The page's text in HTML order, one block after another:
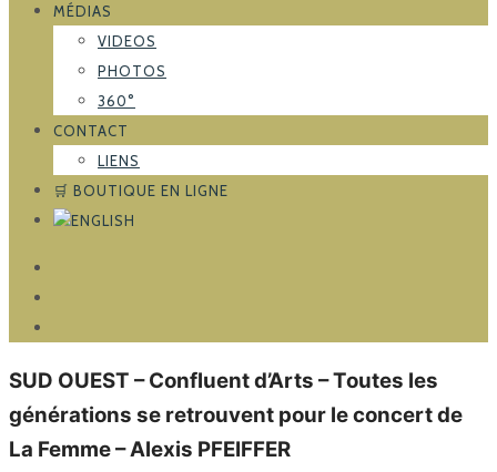
MÉDIAS
VIDEOS
PHOTOS
360°
CONTACT
LIENS
🛒 BOUTIQUE EN LIGNE
SUD OUEST – Confluent d’Arts – Toutes les
générations se retrouvent pour le concert de
La Femme – Alexis PFEIFFER